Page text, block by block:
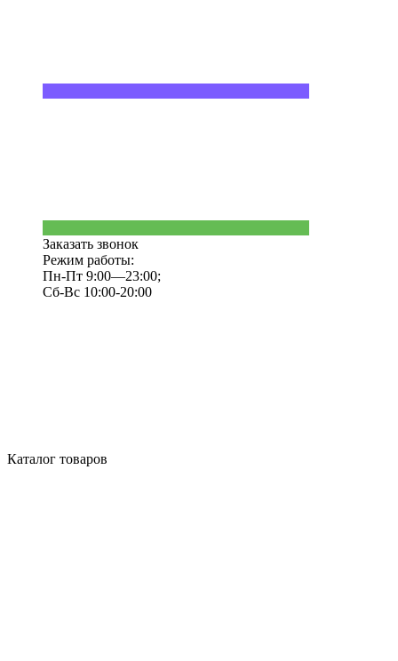
Заказать звонок
Режим работы:
Пн-Пт 9:00—23:00;
Сб-Вс 10:00-20:00
Каталог товаров